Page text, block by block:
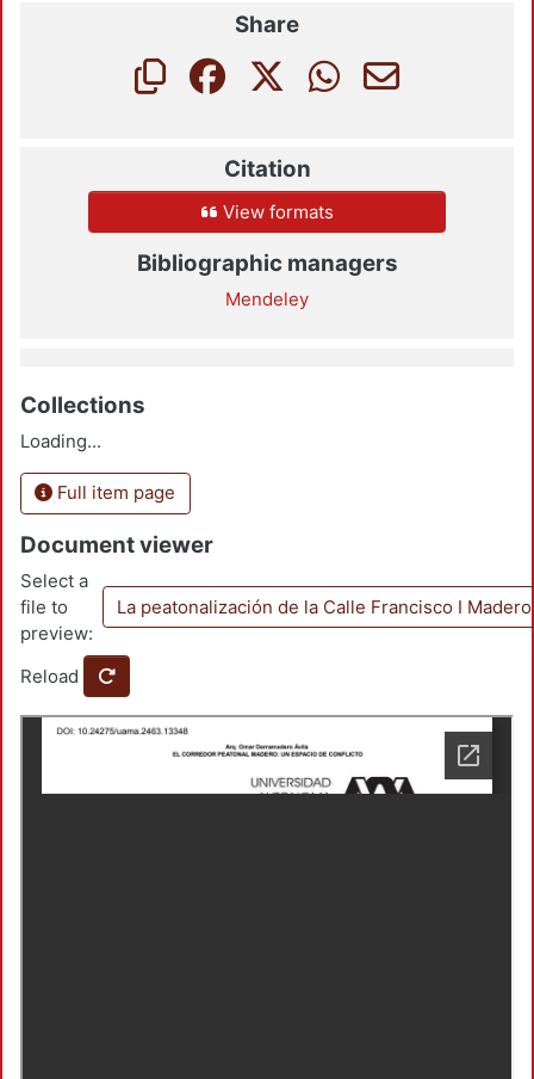
Share
Citation
View formats
Bibliographic managers
Mendeley
Collections
Loading...
Full item page
Document viewer
Select a
file to
preview:
La peatonalización de la Calle Francisco I
Reload